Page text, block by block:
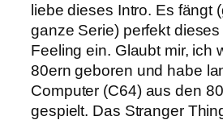
liebe dieses Intro. Es fängt
ganze Serie) perfekt
Feeling ein. Glaubt mir, ich
80ern geboren und habe
Computer (C64) aus den
gespielt. Das Stranger